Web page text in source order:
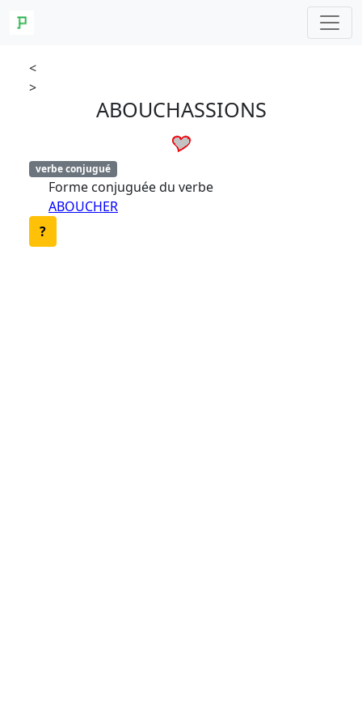
<
>
ABOUCHASSIONS
verbe conjugué
Forme conjuguée du verbe
ABOUCHER
?